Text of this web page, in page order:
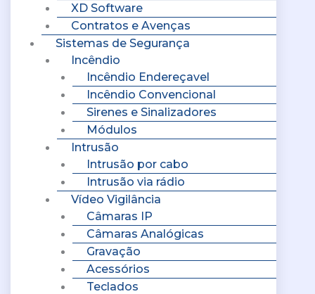
XD Software
Contratos e Avenças
Sistemas de Segurança
Incêndio
Incêndio Endereçavel
Incêndio Convencional
Sirenes e Sinalizadores
Módulos
Intrusão
Intrusão por cabo
Intrusão via rádio
Vídeo Vigilância
Câmaras IP
Câmaras Analógicas
Gravação
Acessórios
Teclados